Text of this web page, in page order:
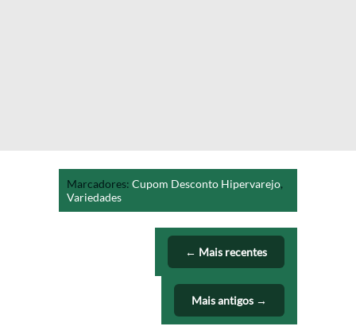
Marcadores: Cupom Desconto Hipervarejo,
Variedades
← Mais recentes
Mais antigos →